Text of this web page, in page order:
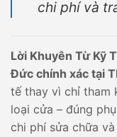
chi phí và
Lời Khuyên Từ Kỹ
Đức chính xác tại
tế thay vì chỉ tham
loại cửa – đúng
chi phí sửa chữa